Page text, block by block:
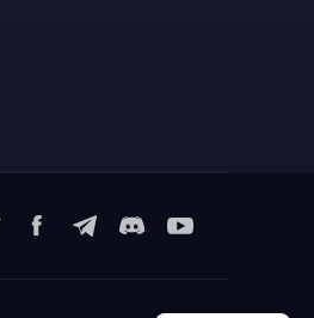
FacebookTelegramYouTube